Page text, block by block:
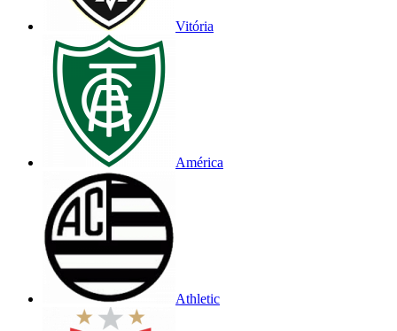
Vitória
América
Athletic